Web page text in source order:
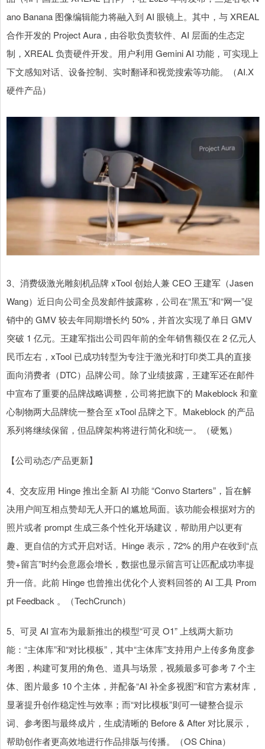
ano Banana 图像编辑能力将融入到 AI 眼镜上。其中，与 XREAL
合作开发的 Project Aura，由谷歌负责软件、AI 层面的生态定
制，XREAL 负责硬件开发。用户利用 Gemini AI 功能，可实现上
下文感知对话、设备控制、实时翻译和视觉搜索等功能。（AI.X
硬件产品）
3、消费级激光雕刻机品牌 xTool 创始人兼 CEO 王建军（Jasen
Wang）近日向公司全员发邮件披露称，公司在“黑五”和“网一”促
销中的 GMV 较去年同期增长约 50%，并首次实现了单日 GMV
突破 1 亿元。王建军指出公司四年前的全年销售额仅在 2 亿元人
民币左右，xTool 已成功转型为专注于激光和打印类工具的直接
面向消费者（DTC）品牌公司。除了业绩披露，王建军还在邮件
中宣布了重要的品牌战略调整，公司将把旗下的 Makeblock 和童
心制物两大品牌统一整合至 xTool 品牌之下。Makeblock 的产品
系列将继续保留，但品牌架构将进行简化和统一。（硬氪）
【公司动态/产品更新】
4、交友应用 Hinge 推出全新 AI 功能 “Convo Starters”，旨在解
决用户间互相点赞却无人开口的尴尬局面。该功能会根据对方的
照片或者 prompt 生成三条个性化开场建议，帮助用户以更有
趣、更自信的方式开启对话。Hinge 表示，72% 的用户在收到“点
赞+留言”时约会意愿会增长，数据也显示留言可让匹配成功率提
升一倍。此前 Hinge 也曾推出优化个人资料回答的 AI 工具 Prom
pt Feedback 。（TechCrunch）
5、可灵 AI 宣布为最新推出的模型“可灵 O1” 上线两大新功
能：“主体库”和“对比模板”，其中“主体库”支持用户上传多角度参
考图，构建可复用的角色、道具与场景，视频最多可参考 7 个主
体、图片最多 10 个主体，并配备“AI 补全多视图”和官方素材库，
显著提升创作稳定性与效率；而“对比模板”则可一键整合提示
词、参考图与最终成片，生成清晰的 Before & After 对比展示，
帮助创作者更高效地进行作品排版与传播。（OS China）